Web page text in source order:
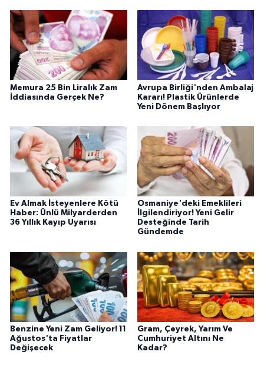
Memura 25 Bin Liralık Zam
İddiasında Gerçek Ne?
Avrupa Birliği'nden Ambalaj
Kararı! Plastik Ürünlerde
Yeni Dönem Başlıyor
Ev Almak İsteyenlere Kötü
Haber: Ünlü Milyarderden
36 Yıllık Kayıp Uyarısı
Osmaniye'deki Emeklileri
İlgilendiriyor! Yeni Gelir
Desteğinde Tarih
Gündemde
Benzine Yeni Zam Geliyor! 11
Ağustos'ta Fiyatlar
Değişecek
Gram, Çeyrek, Yarım Ve
Cumhuriyet Altını Ne
Kadar?